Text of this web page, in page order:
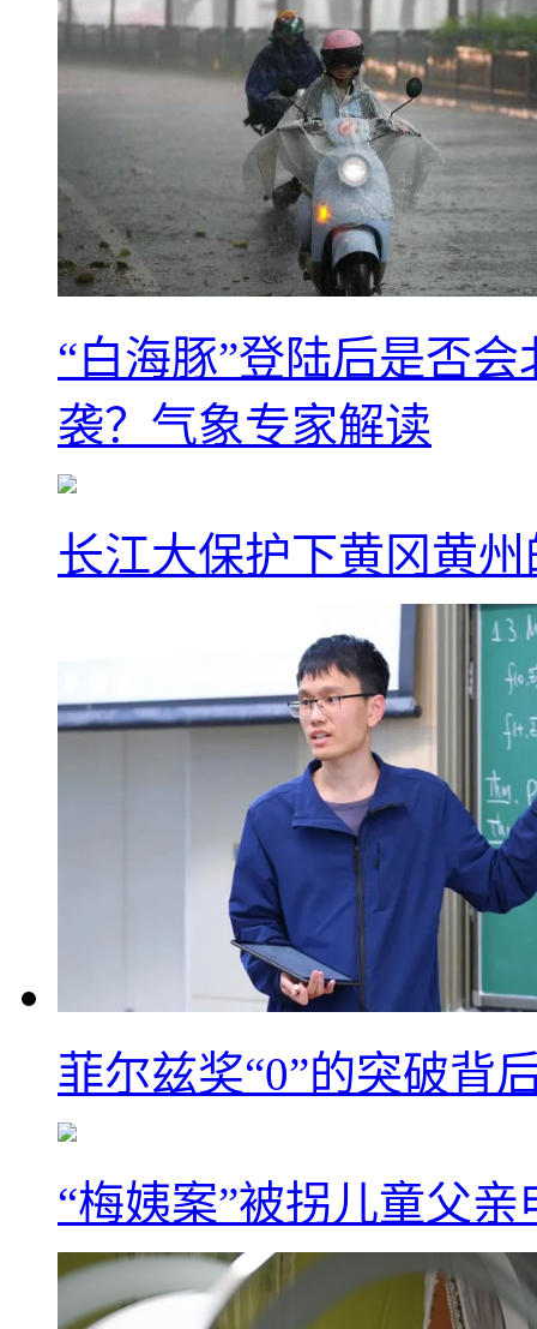
“白海豚”登陆后是否
袭？气象专家解读
长江大保护下黄冈黄
菲尔兹奖“0”的突破背
“梅姨案”被拐儿童父